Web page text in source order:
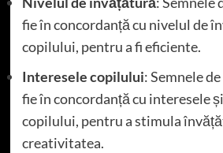
fie în concordanță cu nivelul de
copilului, pentru a fi eficiente.
Interesele copilului: Semnele
fie în concordanță cu interesele
copilului, pentru a stimula
creativitatea.